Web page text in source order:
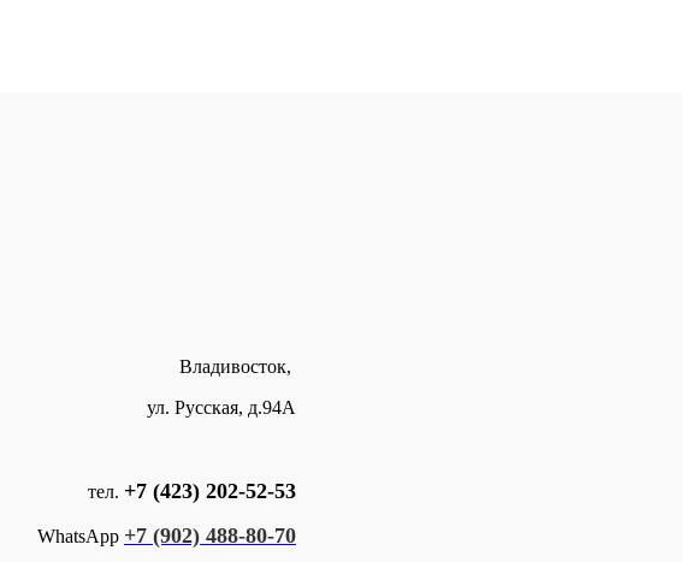
Владивосток,
ул. Русская, д.94А
тел. +7 (423) 202-52-53
WhatsApp +7 (902) 488-80-70